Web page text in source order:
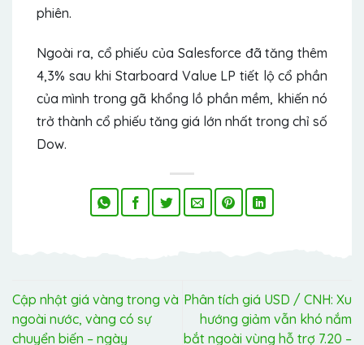
phiên.
Ngoài ra, cổ phiếu của Salesforce đã tăng thêm
4,3% sau khi Starboard Value LP tiết lộ cổ phần
của mình trong gã khổng lồ phần mềm, khiến nó
trở thành cổ phiếu tăng giá lớn nhất trong chỉ số
Dow.
Cập nhật giá vàng trong và
ngoài nước, vàng có sự
chuyển biến – ngày
Phân tích giá USD / CNH: Xu
hướng giảm vẫn khó nắm
bắt ngoài vùng hỗ trợ 7.20 –